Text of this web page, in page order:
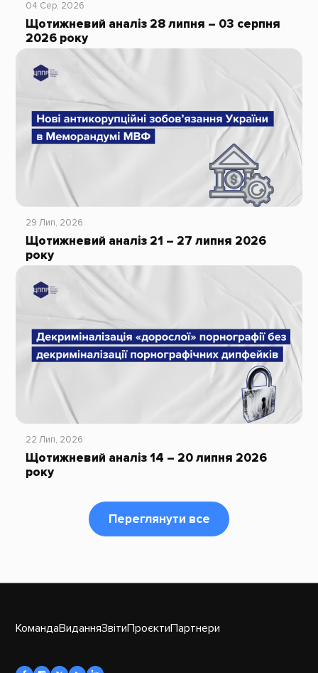
04 Сер, 2026
Щотижневий аналіз 28 липня – 03 серпня
2026 року
29 Лип, 2026
Щотижневий аналіз 21 – 27 липня 2026
року
22 Лип, 2026
Щотижневий аналіз 14 – 20 липня 2026
року
Переглянути все
КомандаВиданняЗвітиПроєктиПартнери